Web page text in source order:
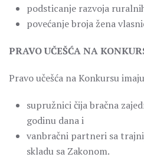
podsticanje razvoja
povećanje broja žena
PRAVO UČEŠĆA NA
Pravo učešća na Konkursu
supružnici čija bračna
godinu dana i
vanbračni partneri sa
skladu sa Zakonom.